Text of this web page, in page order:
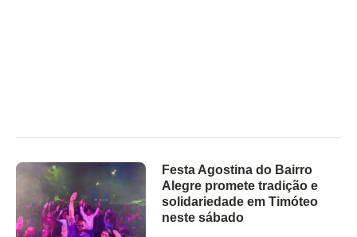
Festa Agostina do Bairro
Alegre promete tradição e
solidariedade em Timóteo
neste sábado